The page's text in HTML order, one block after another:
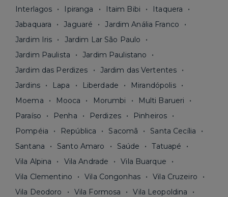
Interlagos
Ipiranga Itaim Bibi
Itaquera
Jabaquara
Jaguaré
Jardim Anália Franco
Jardim Iris
Jardim Lar São Paulo
Jardim Paulista
Jardim Paulistano
Jardim das Perdizes
Jardim das Vertentes
Jardins
Lapa Liberdade
Mirandópolis
Moema
Mooca Morumbi
Multi Barueri
Paraíso
Penha Perdizes
Pinheiros
Pompéia
República Sacomã
Santa Cecília
Santana
Santo Amaro Saúde
Tatuapé
Vila Alpina
Vila Andrade
Vila Buarque
Vila Clementino
Vila Congonhas
Vila Cruzeiro
Vila Deodoro
Vila Formosa
Vila Leopoldina